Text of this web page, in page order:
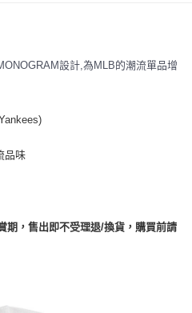
支援離島取退>
)免運費
)免運費
設計,為MLB的潮流單品增
品味
期，售出即不受理退/換貨，購買前請